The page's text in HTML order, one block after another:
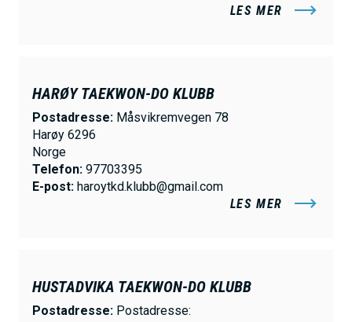
LES MER
HARØY TAEKWON-DO KLUBB
Postadresse: Måsvikremvegen 78
Harøy 6296
Norge
Telefon: 97703395
E-post: haroytkd.klubb@gmail.com
LES MER
HUSTADVIKA TAEKWON-DO KLUBB
Postadresse: Postadresse: